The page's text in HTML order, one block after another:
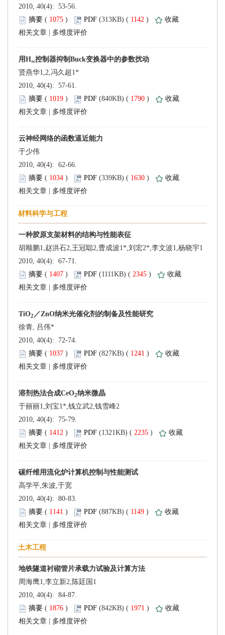
2010, 40(4): 53-56.
(
) 1142 )
2010, 40(4): 57-61.
(
) 1790 )
2010, 40(4): 62-66.
(
) 1630 )
2010, 40(4): 67-71.
(
) 2345 )
2010, 40(4): 72-74.
(
) 1241 )
2010, 40(4): 75-79.
(
) 2235 )
2010, 40(4): 80-83.
(
) 1149 )
2010, 40(4): 84-87.
(
) 1971 )